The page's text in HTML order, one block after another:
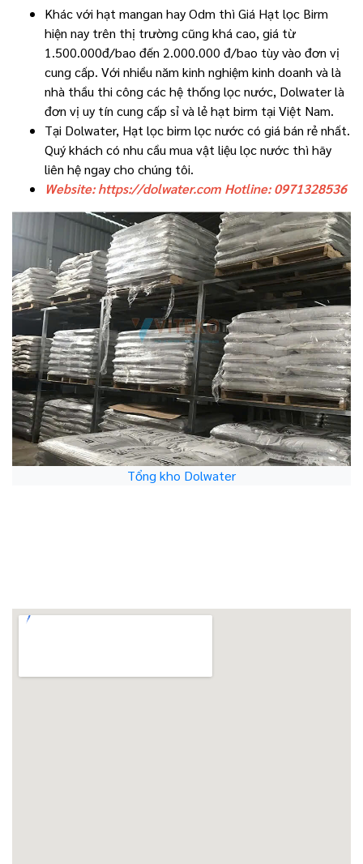
Khác với hạt mangan hay Odm thì Giá Hạt lọc Birm
hiện nay trên thị trường cũng khá cao, giá từ
1.500.000đ/bao đến 2.000.000 đ/bao tùy vào đơn vị
cung cấp. Với nhiều năm kinh nghiệm kinh doanh và là
nhà thầu thi công các hệ thống lọc nước, Dolwater là
đơn vị uy tín cung cấp sỉ và lẻ hạt birm tại Việt Nam.
Tại Dolwater, Hạt lọc birm lọc nước có giá bán rẻ nhất.
Quý khách có nhu cầu mua vật liệu lọc nước thì hãy
liên hệ ngay cho chúng tôi.
Website: https://dolwater.com Hotline: 0971328536
Tổng kho Dolwater